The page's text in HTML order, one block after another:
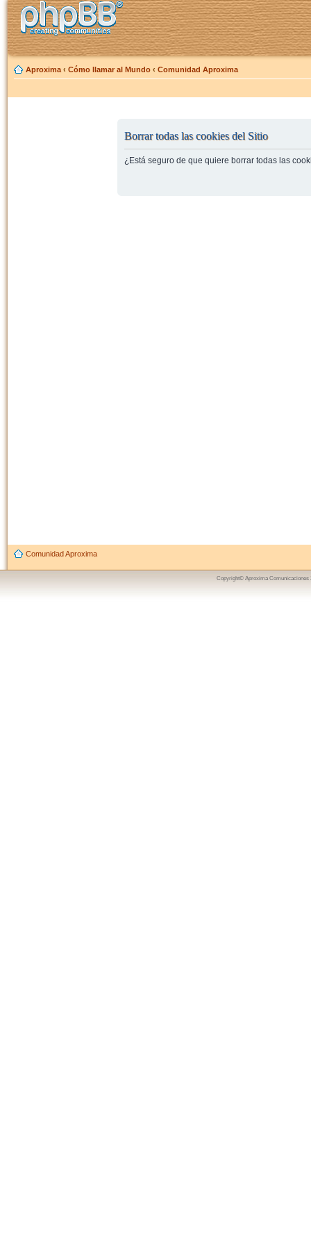
Aproxima ‹ Cómo llamar al Mundo ‹ Comunidad Aproxima
Borrar todas las cookies del Sitio
¿Está seguro de que quiere borrar todas las
Comunidad Aproxima
Copyright© Aproxima Comunicaciones